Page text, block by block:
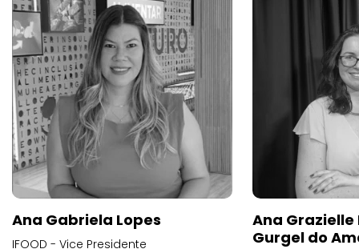
Ana Gabriela Lopes
IFOOD - Vice Presidente
Ana
Gurgel do